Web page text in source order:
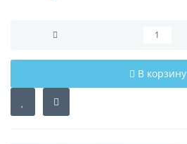
В корзину